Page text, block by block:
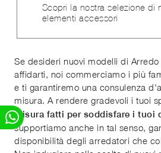
Scopri la nostra selezione di
elementi accessori
Se desideri nuovi modelli di
affidarti, noi commerciamo i più
e ti garantiremo una consulenza
misura. A rendere gradevoli i tuoi
misura fatti per soddisfare i tuoi
supportiamo anche in tal senso,
disponibilità degli arredatori che